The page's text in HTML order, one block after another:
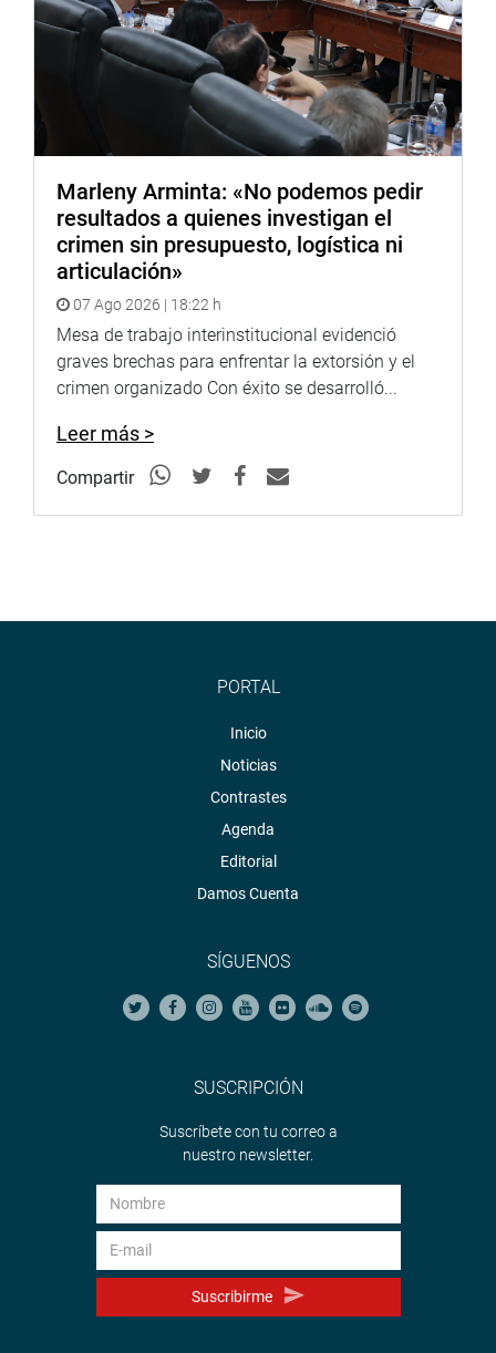
Marleny Arminta: «No podemos pedir
resultados a quienes investigan el
crimen sin presupuesto, logística ni
articulación»
07 Ago 2026 | 18:22 h
Mesa de trabajo interinstitucional evidenció
graves brechas para enfrentar la extorsión y el
crimen organizado Con éxito se desarrolló...
Leer más >
Compartir
PORTAL
Inicio
Noticias
Contrastes
Agenda
Editorial
Damos Cuenta
SÍGUENOS
SUSCRIPCIÓN
Suscríbete con tu correo a
nuestro newsletter.
Suscribirme